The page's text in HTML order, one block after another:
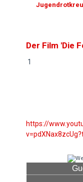
Der Film 'Die
1
https://